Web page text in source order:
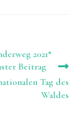
2021“
Beitrag
Tag des
Waldes